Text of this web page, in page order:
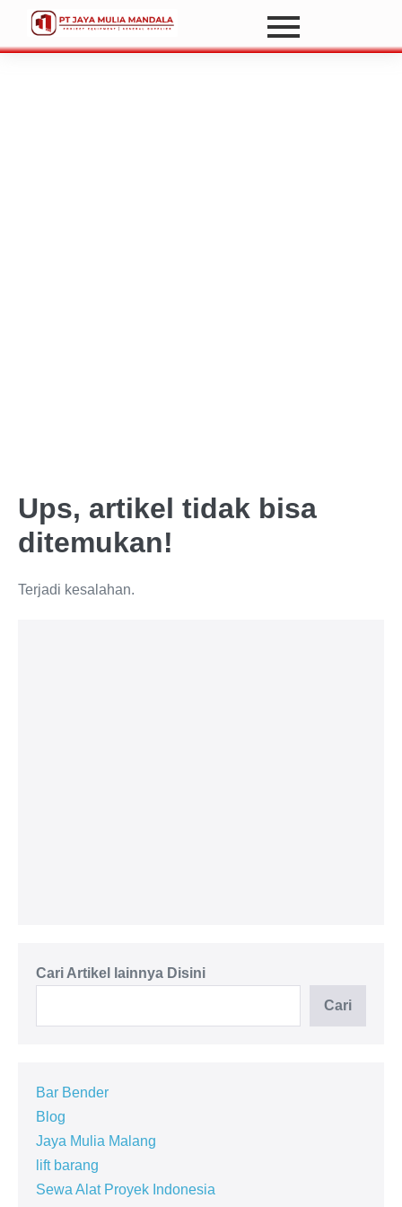
Ups, artikel tidak bisa
ditemukan!
Terjadi kesalahan.
Cari Artikel lainnya Disini
Cari
Bar Bender
Blog
Jaya Mulia Malang
lift barang
Sewa Alat Proyek Indonesia